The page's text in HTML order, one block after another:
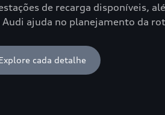
de recarga disponíveis,
Audi ajuda no planejamento da
cada detalhe